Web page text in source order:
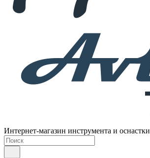
Интернет-магазин инструмента и оснастки